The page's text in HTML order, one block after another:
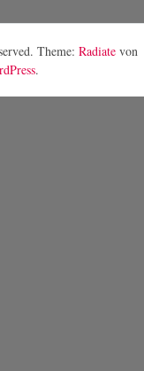
Theme: Radiatevon
.